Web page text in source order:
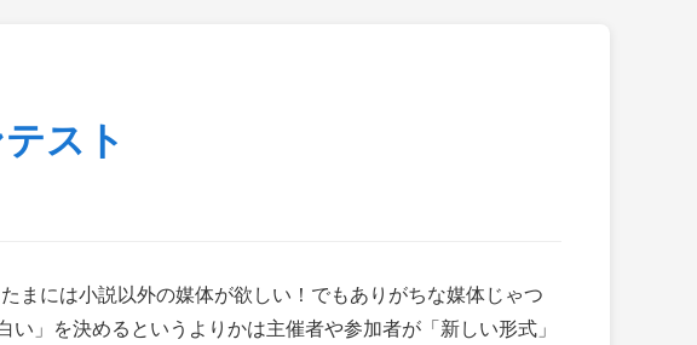
スト
には小説以外の媒体が欲しい！でもありがちな媒体じゃつ
」を決めるというよりかは主催者や参加者が「新しい形式」